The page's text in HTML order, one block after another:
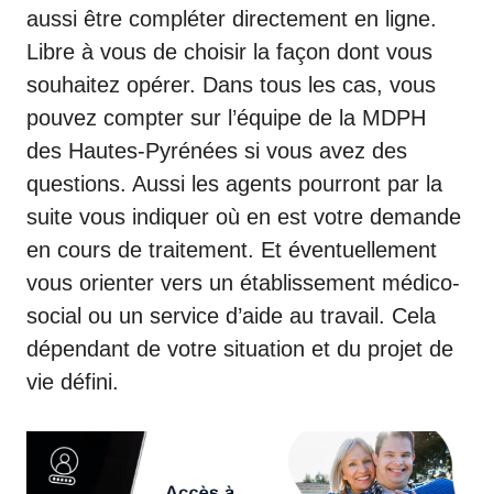
aussi être compléter directement en ligne.
Libre à vous de choisir la façon dont vous
souhaitez opérer. Dans tous les cas, vous
pouvez compter sur l’équipe de la MDPH
des Hautes-Pyrénées si vous avez des
questions. Aussi les agents pourront par la
suite vous indiquer où en est votre demande
en cours de traitement. Et éventuellement
vous orienter vers un établissement médico-
social ou un service d’aide au travail. Cela
dépendant de votre situation et du projet de
vie défini.